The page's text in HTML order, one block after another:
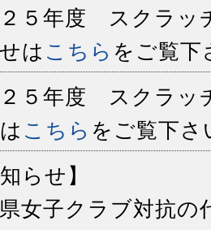
２５年度 スクラッ
は こちら をご覧下
２５年度 スクラッ
こちら をご覧下さ
らせ】
女子クラブ対抗の